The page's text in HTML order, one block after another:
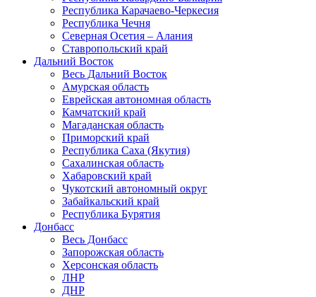
Республика Карачаево-Черкесия
Республика Чечня
Северная Осетия – Алания
Ставропольский край
Дальний Восток
Весь Дальний Восток
Амурская область
Еврейская автономная область
Камчатский край
Магаданская область
Приморский край
Республика Саха (Якутия)
Сахалинская область
Хабаровский край
Чукотский автономный округ
Забайкальский край
Республика Бурятия
Донбасс
Весь Донбасс
Запорожская область
Херсонская область
ЛНР
ДНР